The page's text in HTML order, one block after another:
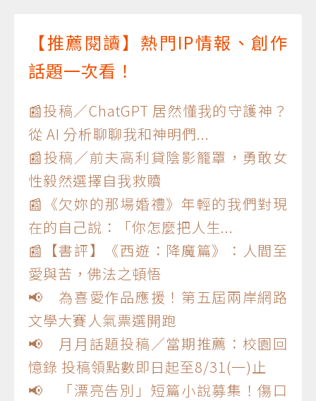
【推薦閱讀】熱門IP情報、創作
話題一次看！
📰投稿／ChatGPT 居然懂我的守護神？
從 AI 分析聊聊我和神明們...
📰投稿／前夫高利貸陰影籠罩，勇敢女
性毅然選擇自我救贖
📰《欠妳的那場婚禮》年輕的我們對現
在的自己說：「你怎麼把人生...
📰【書評】《西遊：降魔篇》：人間至
愛與苦，佛法之頓悟
📢 為喜愛作品應援！第五屆兩岸網路
文學大賽人氣票選開跑
📢 月月話題投稿／當期推薦：校園回
憶錄 投稿領點數即日起至8/31(一)止
📢 「漂亮告別」短篇小說募集！傷口